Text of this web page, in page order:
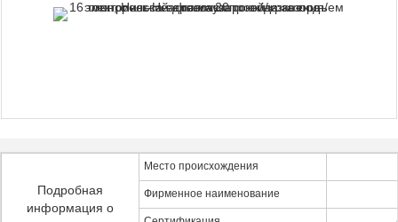
Подробная
информация о
Место происхождения
Фирменное наименование